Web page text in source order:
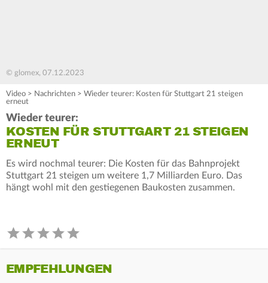
© glomex, 07.12.2023
Video > Nachrichten > Wieder teurer: Kosten für Stuttgart 21 steigen
erneut
Wieder teurer:
KOSTEN FÜR STUTTGART 21 STEIGEN
ERNEUT
Es wird nochmal teurer: Die Kosten für das Bahnprojekt
Stuttgart 21 steigen um weitere 1,7 Milliarden Euro. Das
hängt wohl mit den gestiegenen Baukosten zusammen.
EMPFEHLUNGEN